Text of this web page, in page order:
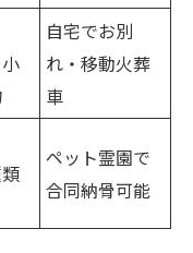
自宅でお別
れ・移動火葬
車
ペット霊園で
合同納骨可能